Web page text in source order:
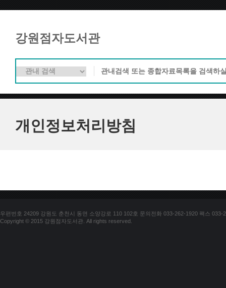
강원점자도서관
개인정보처리방침
우편번호 24209 강원도 춘천시 동면 소양강로 110 102호 문의전화 033-262-1920 팩스 033-
Copyright © 2015 강원점자도서관. All rights reserved.